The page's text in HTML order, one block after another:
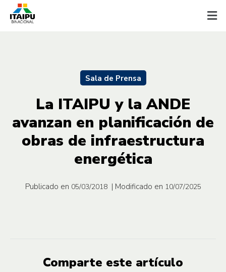
Sala de Prensa
La ITAIPU y la ANDE
avanzan en planificación de
obras de infraestructura
energética
Publicado en 05/03/2018 | Modificado en 10/07/2025
Comparte este artículo